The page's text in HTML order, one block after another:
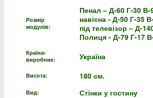
Розмір
модулів:
Пенал – Д-60 Г-30
навісна - Д-50 Г-35
під телевізор – Д-
Полиця - Д-79 Г-17
Країна-
виробник:
Україна
Висота: 180 см.
Вид: Стінки у гостину